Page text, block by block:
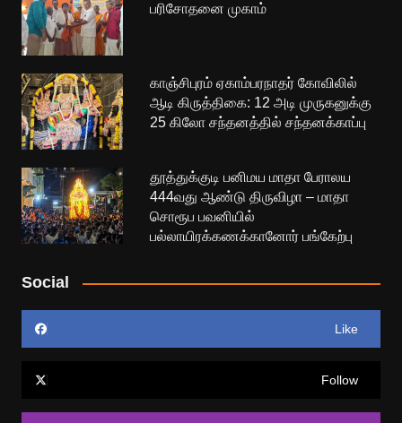
பரிசோதனை முகாம்
காஞ்சிபுரம் ஏகாம்பரநாதர் கோவிலில்
ஆடி கிருத்திகை: 12 அடி முருகனுக்கு
25 கிலோ சந்தனத்தில் சந்தனக்காப்பு
தூத்துக்குடி பனிமய மாதா பேராலய
444வது ஆண்டு திருவிழா – மாதா
சொரூப பவனியில்
பல்லாயிரக்கணக்கானோர் பங்கேற்பு
Social
Like
Follow